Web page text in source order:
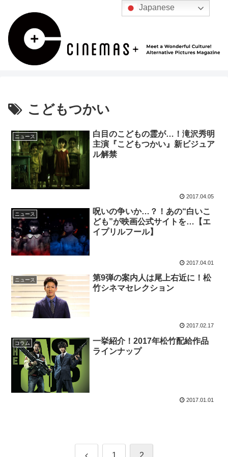
こどもつかい
ニュース
白目のこどもの霊が…！滝沢秀明
主演『こどもつかい』新ビジュア
ル解禁
2017.04.05
ニュース
呪いの争いか…？！あの“白いこ
ども”が映画公式サイトを…【エ
イプリルフール】
2017.04.01
ニュース
第9弾の案内人は尾上右近に！松
竹シネマセレクション
2017.02.17
コラム
一挙紹介！2017年松竹配給作品
ラインナップ
2017.01.01
前
Japanese